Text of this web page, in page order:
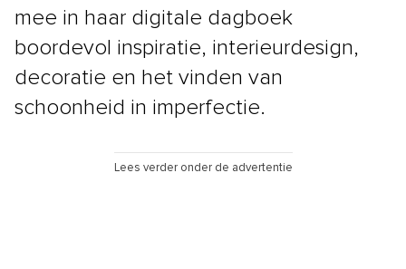
mee in haar digitale dagboek
boordevol inspiratie, interieurdesign,
decoratie en het vinden van
schoonheid in imperfectie.
Lees verder onder de advertentie